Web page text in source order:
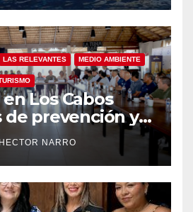
destino seguro
LAS RELEVANTES MEDIO AMBIENTE
Los Cabos
prevención y
ante oleaje
de ciclones
HECTOR NARRO